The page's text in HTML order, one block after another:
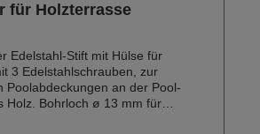
für Holzterrasse
Edelstahl-Stift mit Hülse für
3 Edelstahlschrauben, zur
Poolabdeckungen an der Pool-
13 mm für